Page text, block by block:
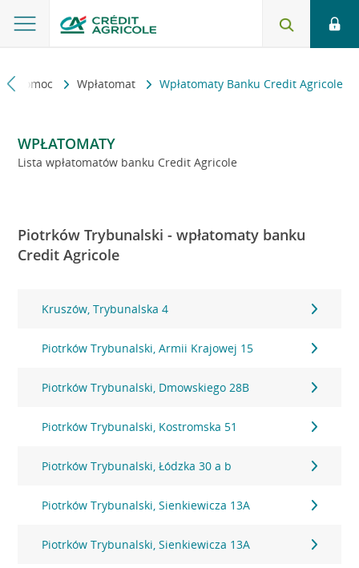
i pomoc Wpłatomat Wpłatomaty Banku Credit Agricole
WPŁATOMATY
Lista wpłatomatów banku Credit Agricole
Piotrków Trybunalski - wpłatomaty banku
Credit Agricole
Kruszów, Trybunalska 4
Piotrków Trybunalski, Armii Krajowej 15
Piotrków Trybunalski, Dmowskiego 28B
Piotrków Trybunalski, Kostromska 51
Piotrków Trybunalski, Łódzka 30 a b
Piotrków Trybunalski, Sienkiewicza 13A
Piotrków Trybunalski, Sienkiewicza 13A